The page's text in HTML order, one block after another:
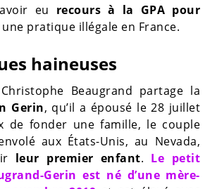
eu recours à la GPA pour
une pratique illégale en France.
haineuses
Beaugrand partage la
Gerin, qu’il a épousé le 28 juillet
de fonder une famille, le couple
aux États-Unis, au Nevada,
leur premier enfant. Le petit
Gerin est né d’une mère-